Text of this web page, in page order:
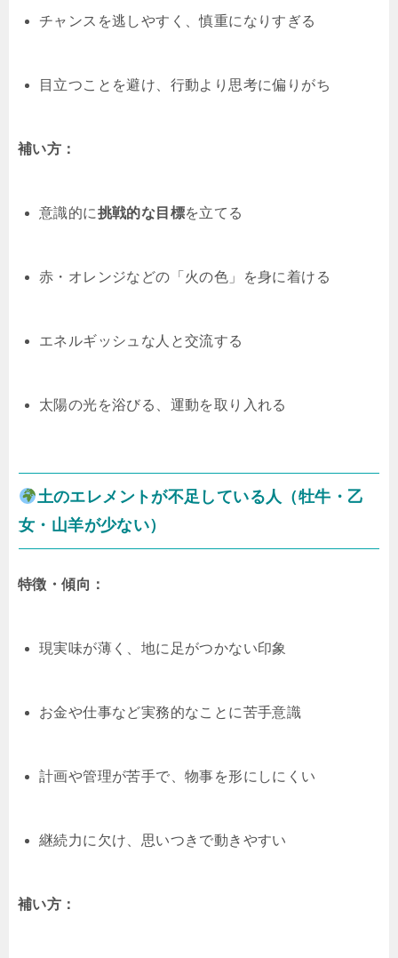
チャンスを逃しやすく、慎重になりすぎる
目立つことを避け、行動より思考に偏りがち
補い方：
意識的に挑戦的な目標を立てる
赤・オレンジなどの「火の色」を身に着ける
エネルギッシュな人と交流する
太陽の光を浴びる、運動を取り入れる
土のエレメントが不足している人（牡牛・乙
女・山羊が少ない）
特徴・傾向：
現実味が薄く、地に足がつかない印象
お金や仕事など実務的なことに苦手意識
計画や管理が苦手で、物事を形にしにくい
継続力に欠け、思いつきで動きやすい
補い方：